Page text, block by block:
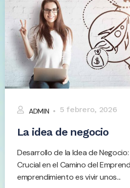
ADMIN 5 febrero, 2026
La idea de negocio
Desarrollo de la Idea de Negocio:
Crucial en el Camino del
emprendimiento es vivir unos...